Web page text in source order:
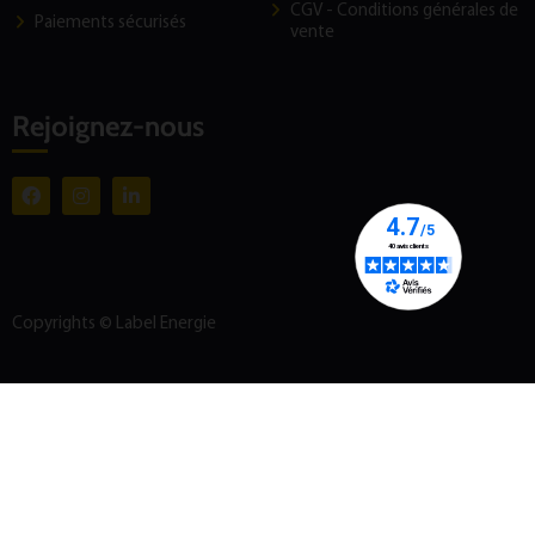
Paiements sécurisés
CGV - Conditions générales de
vente
Rejoignez-nous
Copyrights © Label Energie